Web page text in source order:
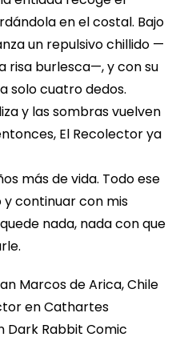
en el costal. Bajo
un repulsivo chillido —
risa burlesca—, y con su
solo cuatro dedos.
y las sombras vuelven
El Recolector ya
más de vida. Todo ese
continuar con mis
nada, nada con que
Marcos de Arica, Chile
en Cathartes
Dark Rabbit Comic